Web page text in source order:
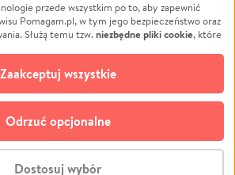
Edukacja
Podróż
Impreza
Ochrona środowiska
Biznes
CROWDING SP. Z O.O.
przede wszystkim po to, aby zapewnić
Pomagam.pl, w tym jego bezpieczeństwo oraz
Służą temu tzw.niezbędne pliki cookie, które
plików cookie
i retargetingowych. Możesz wyrazić
jej odmówić. W dowolnym momencie masz
na stronie „Zarządzaj zgodami cookie”,
stopce serwisu Pomagam.pl. Opcjonalne pliki
w następujących celach:
Dzięki nim możemy zrozumieć, jak
Dostosuj wybór
Odrzuć opcjonalne
Zaakceptuj wszystkie